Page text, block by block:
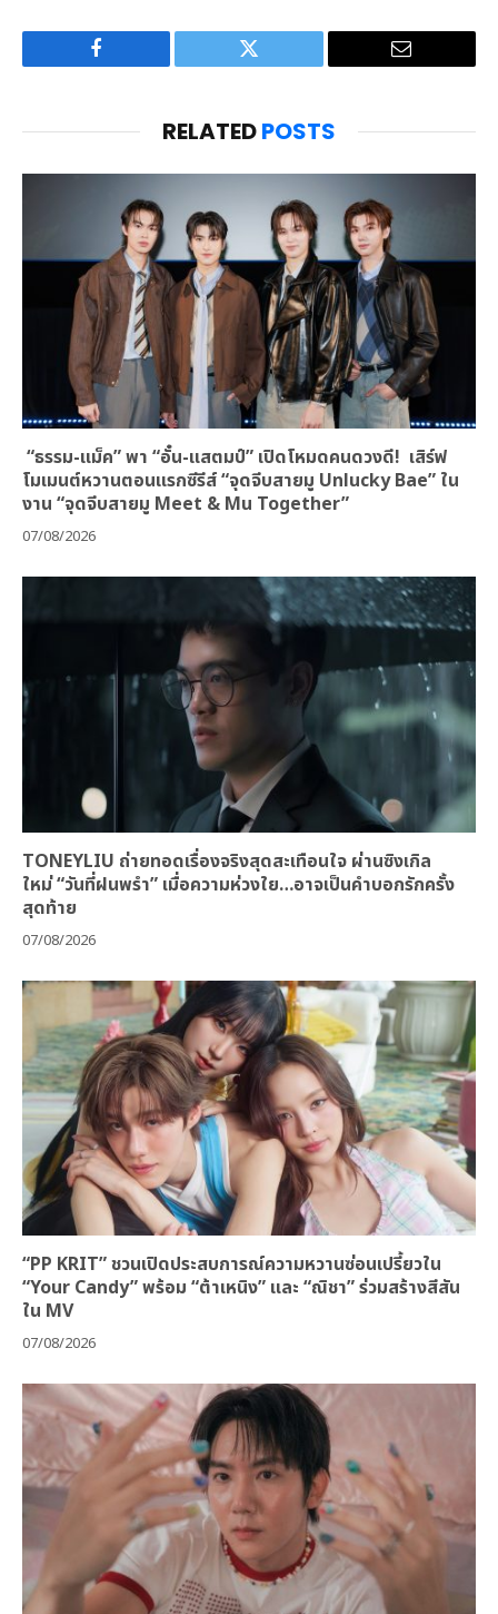
Facebook Twitter Email
RELATEDPOSTS
“ธรรม-แม็ค” พา “อั๋น-แสตมป์” เปิดโหมดคนดวงดี! เสิร์ฟ
โมเมนต์หวานตอนแรกซีรีส์ “จุดจีบสายมู Unlucky Bae” ใน
งาน “จุดจีบสายมู Meet & Mu Together”
07/08/2026
TONEYLIU ถ่ายทอดเรื่องจริงสุดสะเทือนใจ ผ่านซิงเกิล
ใหม่ “วันที่ฝนพรำ” เมื่อความห่วงใย…อาจเป็นคำบอกรักครั้ง
สุดท้าย
07/08/2026
“PP KRIT” ชวนเปิดประสบการณ์ความหวานซ่อนเปรี้ยวใน
“Your Candy” พร้อม “ต้าเหนิง” และ “ณิชา” ร่วมสร้างสีสัน
ใน MV
07/08/2026